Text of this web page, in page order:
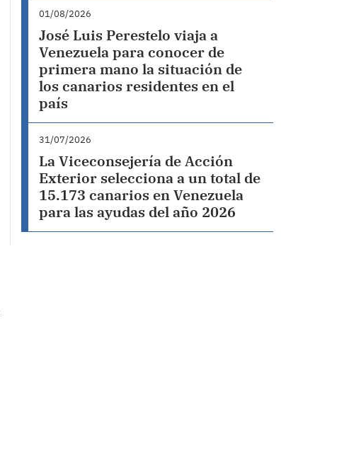
01/08/2026
José Luis Perestelo viaja a
Venezuela para conocer de
primera mano la situación de
los canarios residentes en el
país
31/07/2026
La Viceconsejería de Acción
Exterior selecciona a un total de
15.173 canarios en Venezuela
para las ayudas del año 2026